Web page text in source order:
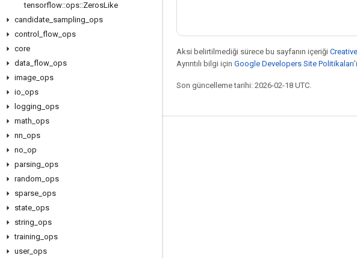
tensorflow::ops::ZerosLike
candidate sampling ops
control
flow ops
core
data flow ops
image ops
io ops
logging ops
math ops
nn ops
no op
parsing ops
random ops
sparse ops
state ops
string ops
training ops
user_ ops
Aksi belirtilmediği sürece bu sayfanın içeriği
Ayrıntılı bilgi için Google Developers Site Politikaları
Son güncelleme tarihi: 2026-02-18 UTC.
Bağlı kalma
Forum
GitHub
YouTube